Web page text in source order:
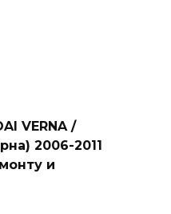
VERNA /
2006-2011
и